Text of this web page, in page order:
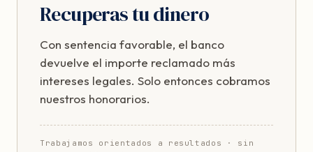
Recuperas tu dinero
Con sentencia favorable, el banco
devuelve el importe reclamado más
intereses legales. Solo entonces cobramos
nuestros honorarios.
Trabajamos orientados a resultados · sin